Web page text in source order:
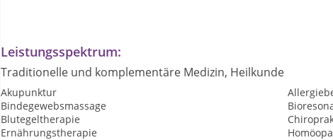
Leistungsspektrum:
Traditionelle und komplementäre Medizin, Heilkunde
Akupunktur
Bindegewebsmassage
Blutegeltherapie
Ernährungstherapie